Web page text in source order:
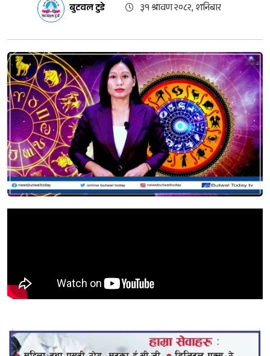
बुटवल टुडे ३१ श्रावण २०८२, शनिबार